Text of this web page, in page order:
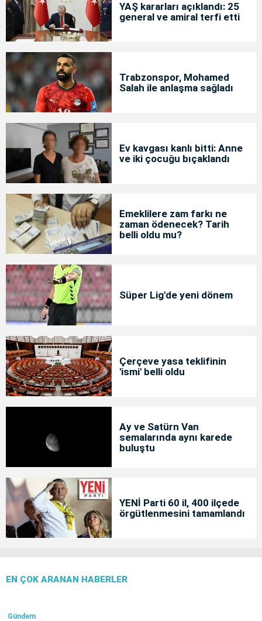
YAŞ kararları açıklandı: 25
general ve amiral terfi etti
Trabzonspor, Mohamed
Salah ile anlaşma sağladı
Ev kavgası kanlı bitti: Anne
ve iki çocuğu bıçaklandı
Emeklilere zam farkı ne
zaman ödenecek? Tarih
belli oldu mu?
Süper Lig'de yeni dönem
Çerçeve yasa teklifinin
'ismi' belli oldu
Ay ve Satürn Van
semalarında aynı karede
buluştu
YENİ Parti 60 il, 400 ilçede
örgütlenmesini tamamlandı
EN ÇOK ARANAN HABERLER
Gündem